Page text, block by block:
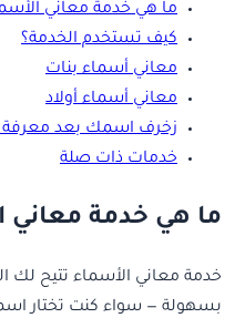
ما هي خدمة معاني
كيف تستخدم الخدمة؟
معاني أسماء بنات
معاني أسماء أولاد
زخرف اسمك بعد معرفة
خدمات ذات صلة
ما هي خدمة معاني
خدمة معاني الأسماء تتيح
بسهولة — سواء كنت تختار